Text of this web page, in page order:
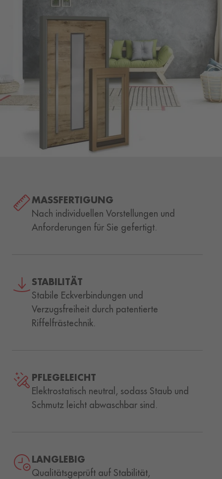
MASSFERTIGUNG
Nach individuellen Vorstellungen und
Anforderungen für Sie gefertigt.
STABILITÄT
Stabile Eckverbindungen und
Verzugsfreiheit durch patentierte
Riffelfrästechnik.
PFLEGELEICHT
Elektrostatisch neutral, sodass Staub und
Schmutz leicht abwaschbar sind.
LANGLEBIG
Qualitätsgeprüft auf Stabilität,